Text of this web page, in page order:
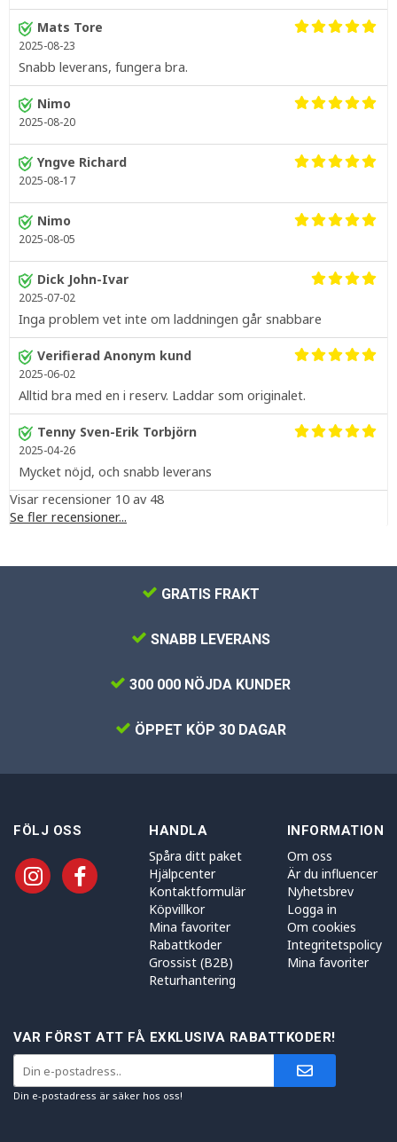
Mats Tore
2025-08-23
Snabb leverans, fungera bra.
Nimo
2025-08-20
Yngve Richard
2025-08-17
Nimo
2025-08-05
Dick John-Ivar
2025-07-02
Inga problem vet inte om laddningen går snabbare
Verifierad Anonym kund
2025-06-02
Alltid bra med en i reserv. Laddar som originalet.
Tenny Sven-Erik Torbjörn
2025-04-26
Mycket nöjd, och snabb leverans
Visar recensioner 10 av 48
Se fler recensioner...
GRATIS FRAKT
SNABB LEVERANS
300 000 NÖJDA KUNDER
ÖPPET KÖP 30 DAGAR
FÖLJ OSS HANDLA
Spåra ditt paket
Hjälpcenter
Kontaktformulär
Köpvillkor
Mina favoriter
Rabattkoder
Grossist (B2B)
Returhantering
INFORMATION
Om oss
Är du influencer
Nyhetsbrev
Logga in
Om cookies
Integritetspolicy
Mina favoriter
VAR FÖRST ATT FÅ EXKLUSIVA RABATTKODER!
Din e-postadress är säker hos oss!